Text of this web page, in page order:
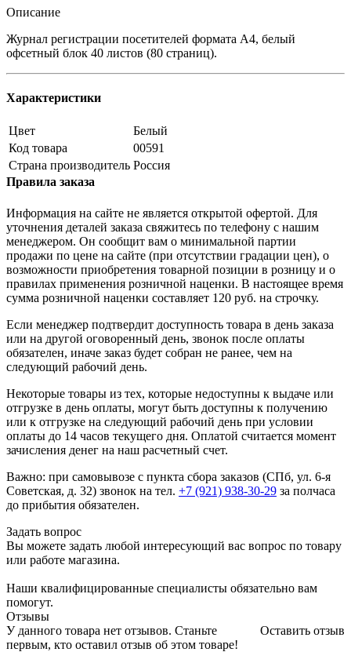
Описание
Журнал регистрации посетителей формата А4, белый
офсетный блок 40 листов (80 страниц).
Характеристики
Цвет
Белый
Код товара
00591
Страна производитель Россия
Правила заказа
Информация на сайте не является открытой офертой. Для
уточнения деталей заказа свяжитесь по телефону с нашим
менеджером. Он сообщит вам о минимальной партии
продажи по цене на сайте (при отсутствии градации цен), о
возможности приобретения товарной позиции в розницу и о
правилах применения розничной наценки. В настоящее время
сумма розничной наценки составляет 120 руб. на строчку.
Если менеджер подтвердит доступность товара в день заказа
или на другой оговоренный день, звонок после оплаты
обязателен, иначе заказ будет собран не ранее, чем на
следующий рабочий день.
Некоторые товары из тех, которые недоступны к выдаче или
отгрузке в день оплаты, могут быть доступны к получению
или к отгрузке на следующий рабочий день при условии
оплаты до 14 часов текущего дня. Оплатой считается момент
зачисления денег на наш расчетный счет.
Важно: при самовывозе с пункта сборa заказов (СПб, ул. 6-я
Советская, д. 32) звонок на тел. +7 (921) 938-30-29 за полчаса
до прибытия обязателен.
Задать вопрос
Вы можете задать любой интересующий вас вопрос по товару
или работе магазина.
Наши квалифицированные специалисты обязательно вам
помогут.
Отзывы
Оставить отзыв
У данного товара нет отзывов. Станьте
первым, кто оставил отзыв об этом товаре!